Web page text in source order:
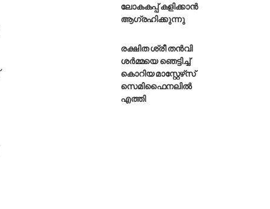
ലോകകപ്പ് കളിക്കാൻ
ആഗ്രഹിക്കുന്നു
രക്ഷിത ശ്രീ തൻവി
ശർമ്മയെ ഞെട്ടിച്ച്
കൊറിയ മാസ്റ്റേഴ്‌സ്
സെമിഫൈനലിൽ
എത്തി